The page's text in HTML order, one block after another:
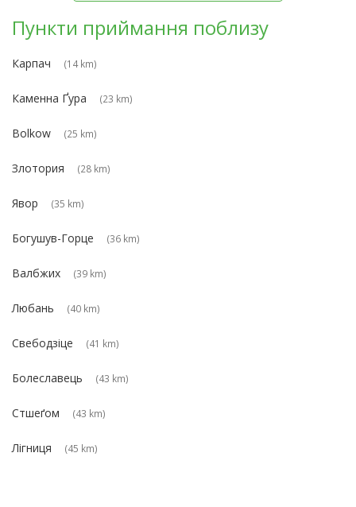
Пункти приймання поблизу
Карпач (14 km)
Каменна Ґура (23 km)
Bolkow (25 km)
Злотория (28 km)
Явор (35 km)
Богушув-Горце (36 km)
Валбжих (39 km)
Любань (40 km)
Свебодзіце (41 km)
Болеславець (43 km)
Стшеґом (43 km)
Лігниця (45 km)